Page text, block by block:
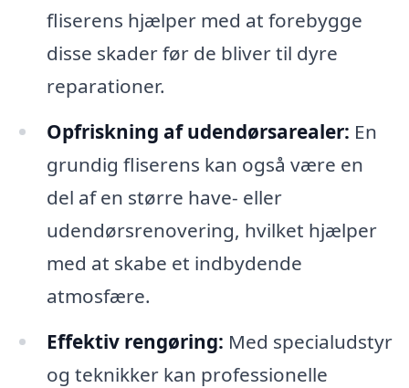
fliserens hjælper med at forebygge
disse skader før de bliver til dyre
reparationer.
Opfriskning af udendørsarealer: En
grundig fliserens kan også være en
del af en større have- eller
udendørsrenovering, hvilket hjælper
med at skabe et indbydende
atmosfære.
Effektiv rengøring: Med specialudstyr
og teknikker kan professionelle